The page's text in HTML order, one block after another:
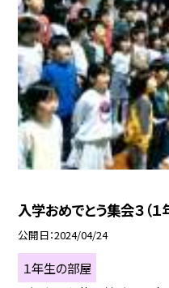
入学おめでとう集会３（１
公開日 2024/04/24
１年生の部屋